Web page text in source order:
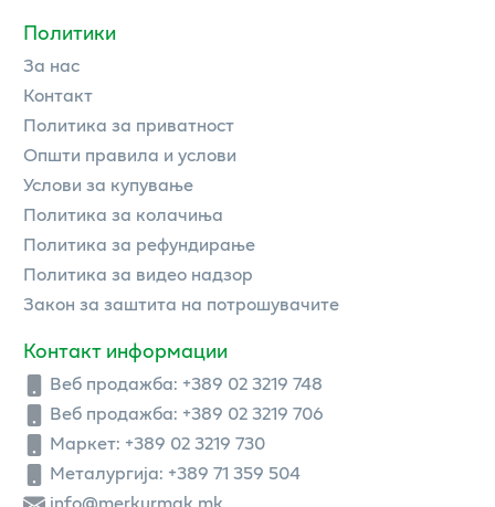
Политики
За нас
Контакт
Политика за приватност
Општи правила и услови
Услови за купување
Политика за колачиња
Политика за рефундирање
Политика за видео надзор
Закон за заштита на потрошувачите
Контакт информации
Веб продажба: +389 02 3219 748
Веб продажба: +389 02 3219 706
Маркет: +389 02 3219 730
Металургија: +389 71 359 504